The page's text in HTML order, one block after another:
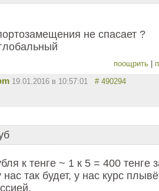
не спасает ?
поощрить |
19.01.2016 в 10:57:01 # 490294
к тенге ~ 1 к 5 = 400 тенге
так будет, у нас курс